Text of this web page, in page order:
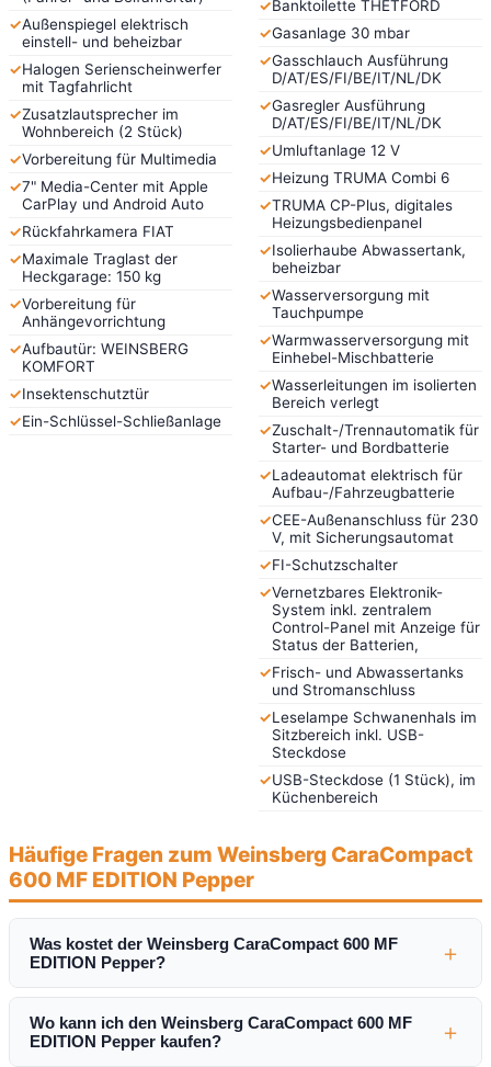
✓Außenspiegel elektrisch
einstell- und beheizbar
✓Halogen Serienscheinwerfer
mit Tagfahrlicht
✓Zusatzlautsprecher im
Wohnbereich (2 Stück)
✓Vorbereitung für Multimedia
✓7" Media-Center mit Apple
CarPlay und Android Auto
✓Rückfahrkamera FIAT
✓Maximale Traglast der
Heckgarage: 150 kg
✓Vorbereitung für
Anhängevorrichtung
✓Aufbautür: WEINSBERG
KOMFORT
✓Insektenschutztür
✓Ein-Schlüssel-Schließanlage
✓Banktoilette THETFORD
✓Gasanlage 30 mbar
✓Gasschlauch Ausführung
D/AT/ES/FI/BE/IT/NL/DK
✓Gasregler Ausführung
D/AT/ES/FI/BE/IT/NL/DK
✓Umluftanlage 12 V
✓Heizung TRUMA Combi 6
✓TRUMA CP-Plus, digitales
Heizungsbedienpanel
✓Isolierhaube Abwassertank,
beheizbar
✓Wasserversorgung mit
Tauchpumpe
✓Warmwasserversorgung mit
Einhebel-Mischbatterie
✓Wasserleitungen im isolierten
Bereich verlegt
✓Zuschalt-/Trennautomatik für
Starter- und Bordbatterie
✓Ladeautomat elektrisch für
Aufbau-/Fahrzeugbatterie
✓CEE-Außenanschluss für 230
V, mit Sicherungsautomat
✓FI-Schutzschalter
✓Vernetzbares Elektronik-
System inkl. zentralem
Control-Panel mit Anzeige für
Status der Batterien,
✓Frisch- und Abwassertanks
und Stromanschluss
✓Leselampe Schwanenhals im
Sitzbereich inkl. USB-
Steckdose
✓USB-Steckdose (1 Stück), im
Küchenbereich
Häufige Fragen zum Weinsberg CaraCompact
600 MF EDITION Pepper
Was kostet der Weinsberg CaraCompact 600 MF
EDITION Pepper?
＋
Wo kann ich den Weinsberg CaraCompact 600 MF
EDITION Pepper kaufen?
＋